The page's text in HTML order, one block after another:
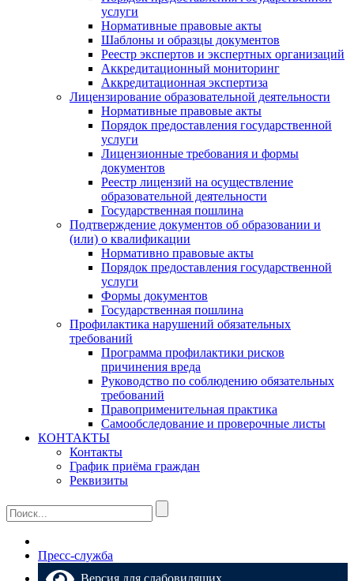
услуги
Нормативные правовые акты
Шаблоны и образцы документов
Реестр экспертов и экспертных организаций
Аккредитационный мониторинг
Аккредитационная экспертиза
Лицензирование образовательной деятельности
Нормативные правовые акты
Порядок предоставления государственной
услуги
Лицензионные требования и формы
документов
Реестр лицензий на осуществление
образовательной деятельности
Государственная пошлина
Подтверждение документов об образовании и
(или) о квалификации
Нормативно правовые акты
Порядок предоставления государственной
услуги
Формы документов
Государственная пошлина
Профилактика нарушений обязательных
требований
Программа профилактики рисков
причинения вреда
Руководство по соблюдению обязательных
требований
Правоприменительная практика
Самообследование и проверочные листы
КОНТАКТЫ
Контакты
График приёма граждан
Реквизиты
Пресс-служба
Версия для слабовидящих